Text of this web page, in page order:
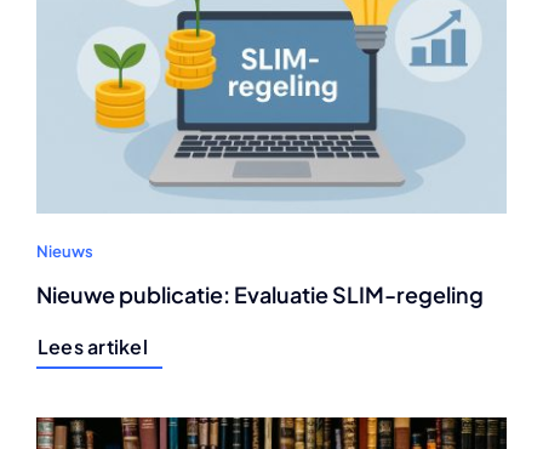
Nieuws
Nieuwe publicatie: Evaluatie SLIM-regeling
Lees artikel